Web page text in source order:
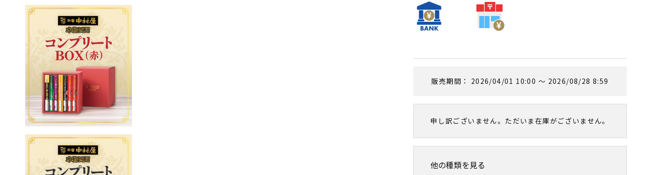
販売期間 2026/04/01 10:00 〜 2026/08/28 8:59
申し訳ございません。 ただいま在庫がございません。
他の種類を見る